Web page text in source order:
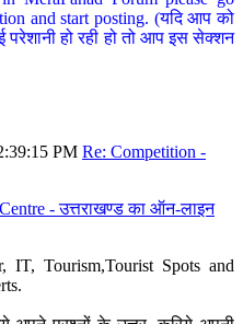
and start posting. (यदि आप को
हो रही हो तो आप इस सेक्शन
PM Re: Competition -
- उत्तराखण्ड का ऑन-लाइन
IT, Tourism,Tourist Spots and